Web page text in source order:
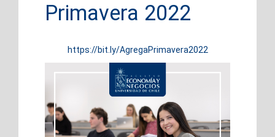
Primavera 2022
https://bit.ly/AgregaPrimavera2022